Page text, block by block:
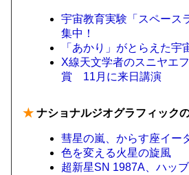
宇宙教育実験「スペース
集中！
「あかり」がとらえた宇
X線天文学者のスニヤエ
賞 11月に来日講演
★ ナショナルジオグラフィック
彗星の嵐、からす座イー
色を変える火星の旋風
超新星SN 1987A、ハッ